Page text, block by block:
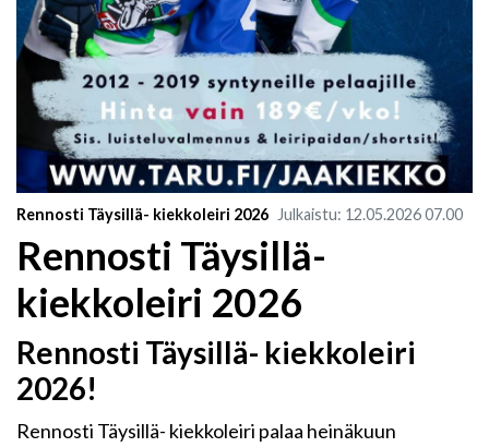
Rennosti Täysillä- kiekkoleiri 2026 Julkaistu: 12.05.202607.00
Rennosti Täysillä-
kiekkoleiri 2026
Rennosti Täysillä- kiekkoleiri
2026!
Rennosti Täysillä- kiekkoleiri palaa heinäkuun